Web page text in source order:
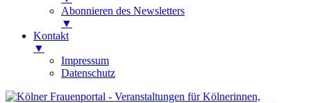
Abonnieren des Newsletters
▼
Kontakt
▼
Impressum
Datenschutz